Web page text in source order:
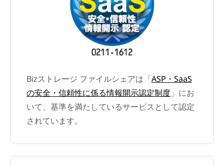
Bizストレージ ファイルシェアは「ASP・SaaS
の安全・信頼性に係る情報開示認定制度 」にお
いて、基準を満たしているサービスとして認定
されています。